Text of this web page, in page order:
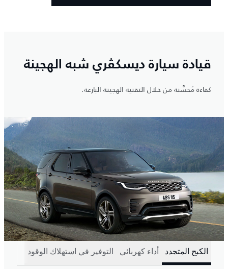
قيادة سيارة ديسكڤري شبه الهجينة
كفاءة مُحسَّنة من خلال التقنية الهجينة البارعة.
الكبح المتجدد أداء كهربائي التوفير في استهلاك الوقود